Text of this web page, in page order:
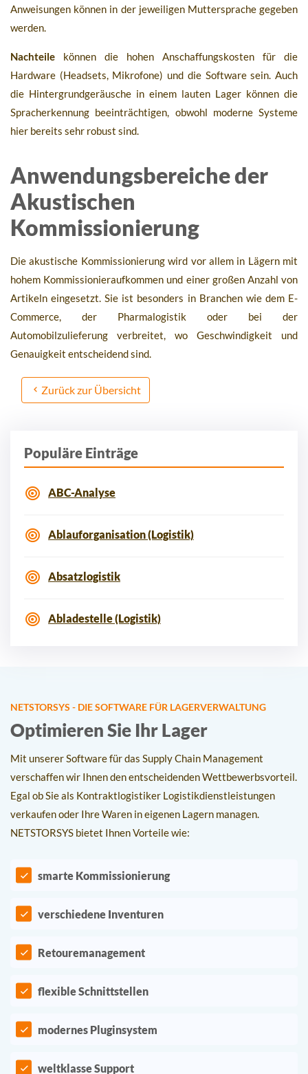
Anweisungen können in der jeweiligen Muttersprache gegeben
werden.
Nachteile können die hohen Anschaffungskosten für die
Hardware (Headsets, Mikrofone) und die Software sein. Auch
die Hintergrundgeräusche in einem lauten Lager können die
Spracherkennung beeinträchtigen, obwohl moderne Systeme
hier bereits sehr robust sind.
Anwendungsbereiche der
Akustischen
Kommissionierung
Die akustische Kommissionierung wird vor allem in Lägern mit
hohem Kommissionieraufkommen und einer großen Anzahl von
Artikeln eingesetzt. Sie ist besonders in Branchen wie dem E-
Commerce, der Pharmalogistik oder bei der
Automobilzulieferung verbreitet, wo Geschwindigkeit und
Genauigkeit entscheidend sind.
Zurück zur Übersicht
Populäre Einträge
ABC-Analyse
Ablauforganisation (Logistik)
Absatzlogistik
Abladestelle (Logistik)
NETSTORSYS - DIE SOFTWARE FÜR LAGERVERWALTUNG
Optimieren Sie Ihr Lager
Mit unserer Software für das Supply Chain Management
verschaffen wir Ihnen den entscheidenden Wettbewerbsvorteil.
Egal ob Sie als Kontraktlogistiker Logistikdienstleistungen
verkaufen oder Ihre Waren in eigenen Lagern managen.
NETSTORSYS bietet Ihnen Vorteile wie:
smarte Kommissionierung
verschiedene Inventuren
Retouremanagement
flexible Schnittstellen
modernes Pluginsystem
weltklasse Support